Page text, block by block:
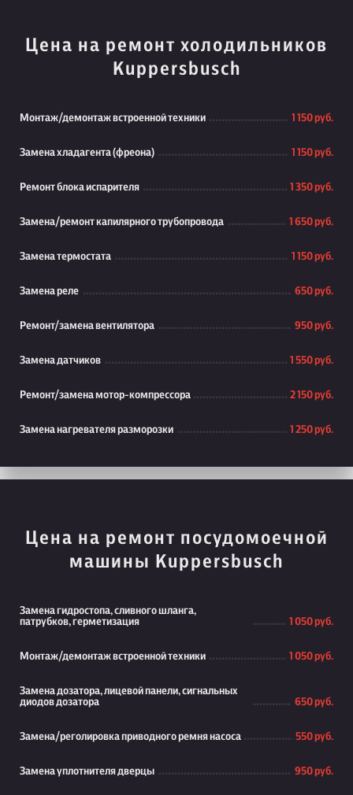
Цена на ремонт холодильников
Kuppersbusch
Монтаж/демонтаж встроенной техники 1 150 руб.
Замена хладагента (фреона) 1 150 руб.
Ремонт блока испарителя 1 350 руб.
Замена/ремонт капилярного трубопровода 1 650 руб.
Замена термостата 1 150 руб.
Замена реле 650 руб.
Ремонт/замена вентилятора 950 руб.
Замена датчиков 1 550 руб.
Ремонт/замена мотор-компрессора 2 150 руб.
Замена нагревателя разморозки 1 250 руб.
Цена на ремонт посудомоечной
машины Kuppersbusch
Замена гидростопа, сливного шланга,
патрубков, герметизация
1 050 руб.
Монтаж/демонтаж встроенной техники 1 050 руб.
Замена дозатора, лицевой панели, сигнальных
диодов дозатора
650 руб.
Замена/реголировка приводного ремня насоса 550 руб.
Замена уплотнителя дверцы 950 руб.